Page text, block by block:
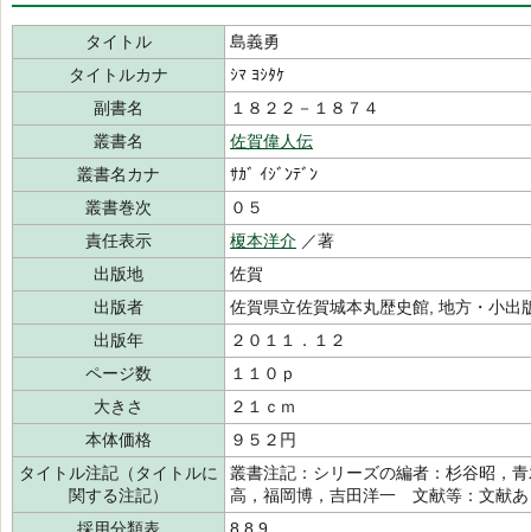
タイトル
島義勇
タイトルカナ
ｼﾏ ﾖｼﾀｹ
副書名
１８２２－１８７４
叢書名
佐賀偉人伝
叢書名カナ
ｻｶﾞ ｲｼﾞﾝﾃﾞﾝ
叢書巻次
０５
責任表示
榎本洋介 ／著
出版地
佐賀
出版者
佐賀県立佐賀城本丸歴史館, 地方・小
出版年
２０１１．１２
ページ数
１１０ｐ
大きさ
２１ｃｍ
本体価格
９５２円
タイトル注記（タイトルに
関する注記）
叢書注記：シリーズの編者：杉谷昭，
高，福岡博，吉田洋一 文献等：文献